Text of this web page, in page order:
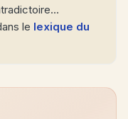
le lexique du